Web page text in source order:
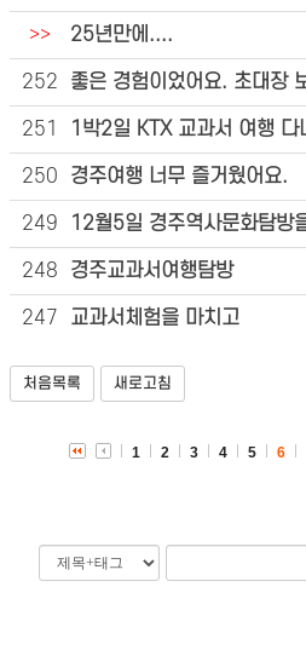
>> 25년만에....
252 좋은 경험이었어요. 초대장
251 1박2일 KTX 교과서 여행 다
250 경주여행 너무 즐거웠어요.
249 12월5일 경주역사문화탐방
248 경주교과서여행탐방
247 교과서체험을 마치고
처음목록 새로고침
1 2 3 4 5 6